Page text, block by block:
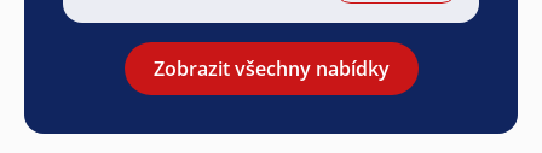
Zobrazit všechny nabídky